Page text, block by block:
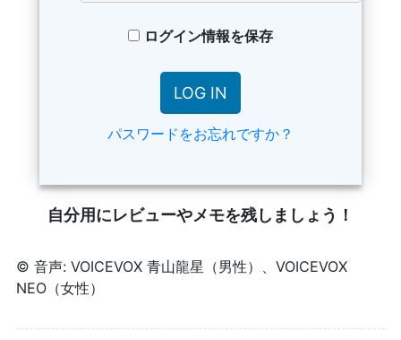
ログイン情報を保存
パスワードをお忘れですか？
自分用にレビューやメモを残しましょう！
© 音声: VOICEVOX 青山龍星（男性）、VOICEVOX
NEO（女性）